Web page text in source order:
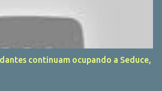
continuam ocupando a Seduce,